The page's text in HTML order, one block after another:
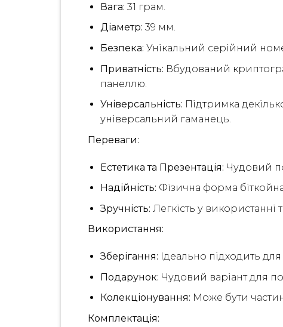
Вага: 31 грам.
Діаметр: 39 мм.
Безпека: Унікальний серійний
Приватність: Вбудований
панеллю.
Універсальність: Підтримка
універсальний гаманець.
Переваги:
Естетика та Презентація: Чудовий
Надійність: Фізична форма
Зручність: Легкість у використанні
Використання:
Зберігання: Ідеально підходить
Подарунок: Чудовий варіант для
Колекціонування: Може бути
Комплектація: